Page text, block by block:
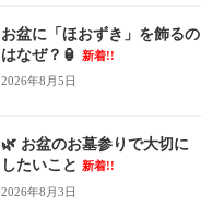
お盆に「ほおずき」を飾るの
はなぜ？🏮
新着!!
2026年8月5日
🌿 お盆のお墓参りで大切に
したいこと 新着!!
2026年8月3日